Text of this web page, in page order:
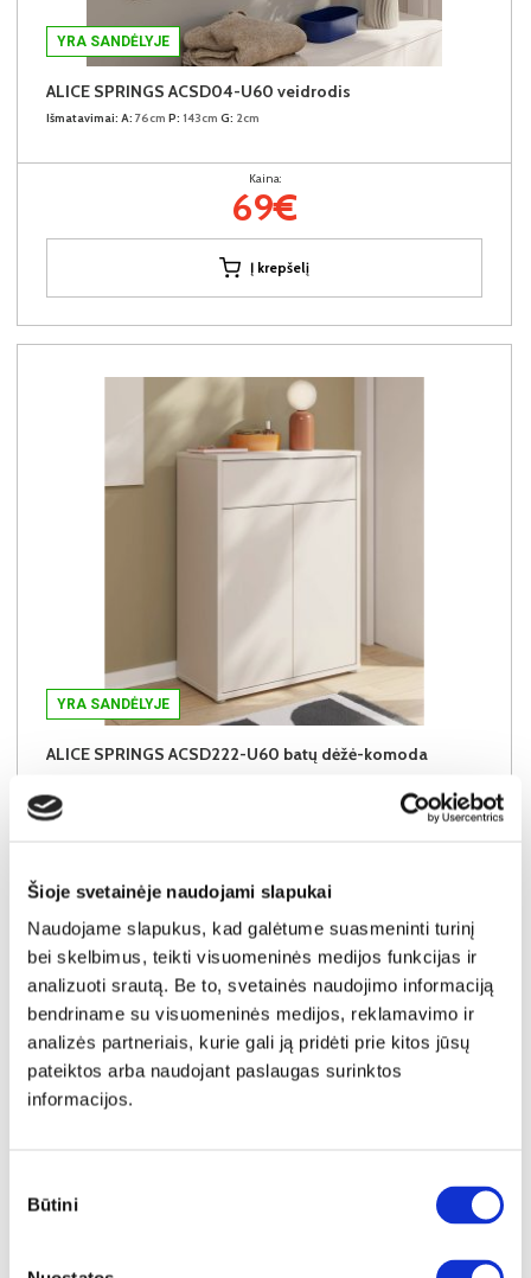
Šioje svetainėje naudojami slapukai
Naudojame slapukus, kad galėtume suasmeninti turinį
bei skelbimus, teikti visuomeninės medijos funkcijas ir
analizuoti srautą. Be to, svetainės naudojimo informaciją
bendriname su visuomeninės medijos, reklamavimo ir
analizės partneriais, kurie gali ją pridėti prie kitos jūsų
pateiktos arba naudojant paslaugas surinktos
informacijos.
pasirinkimas
Būtini
YRA SANDĖLYJE
ALICE SPRINGS ACSD04-U60 veidrodis
Išmatavimai: A: 76cm P: 143cm G: 2cm
Kaina:
69€
Į krepšelį
YRA SANDĖLYJE
ALICE SPRINGS ACSD222-U60 batų dėžė-komoda
Į krepšelį